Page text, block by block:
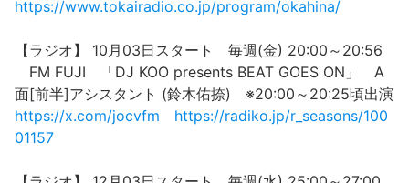
https://www.tokairadio.co.jp/program/okahina/
【ラジオ】 10月03日スタート 毎週(金) 20:00～20:56
FM FUJI 「DJ KOO presents BEAT GOES ON」 A
面[前半]アシスタント (鈴木佑捺) ※20:00～20:25頃出演
https://x.com/jocvfm
https://radiko.jp/r_seasons/100
01157